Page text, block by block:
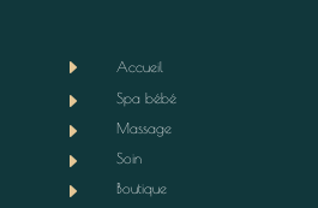
E Accueil
E Spa bébé
E Massage
E Soin
E Boutique